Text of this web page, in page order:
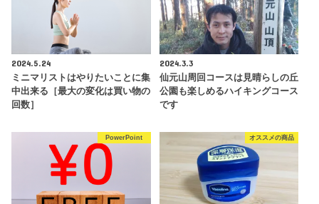
2024.5.24
ミニマリストはやりたいことに集
中出来る［最大の変化は買い物の
回数］
2024.3.3
仙元山周回コースは見晴らしの丘
公園も楽しめるハイキングコース
です
PowerPoint オススメの商品